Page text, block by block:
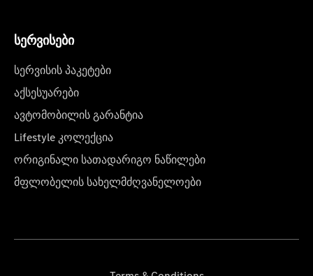
სერვისები
სერვისის პაკეტები
აქსესუარები
ავტომობილის გარანტია
Lifestyle კოლექცია
ორიგინალი სათადარიგო ნაწილები
მფლობელის სახელმძღვანელოები